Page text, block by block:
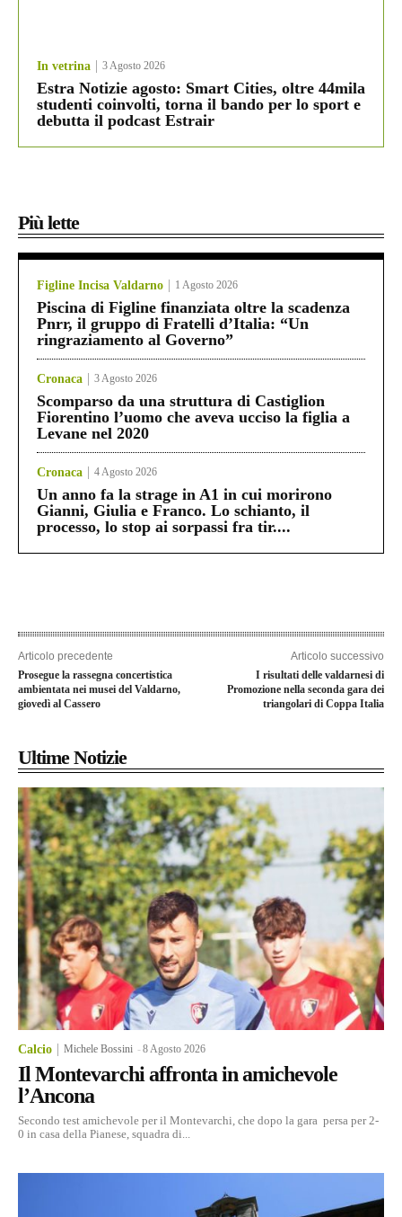
In vetrina 3 Agosto 2026
Estra Notizie agosto: Smart Cities, oltre 44mila
studenti coinvolti, torna il bando per lo sport e
debutta il podcast Estrair
Più lette
Figline Incisa Valdarno 1 Agosto 2026
Piscina di Figline finanziata oltre la scadenza
Pnrr, il gruppo di Fratelli d’Italia: “Un
ringraziamento al Governo”
Cronaca 3 Agosto 2026
Scomparso da una struttura di Castiglion
Fiorentino l’uomo che aveva ucciso la figlia a
Levane nel 2020
Cronaca 4 Agosto 2026
Un anno fa la strage in A1 in cui morirono
Gianni, Giulia e Franco. Lo schianto, il
processo, lo stop ai sorpassi fra tir....
Articolo precedente
Prosegue la rassegna concertistica
ambientata nei musei del Valdarno,
giovedì al Cassero
Articolo successivo
I risultati delle valdarnesi di
Promozione nella seconda gara dei
triangolari di Coppa Italia
Ultime Notizie
Calcio Michele Bossini -8 Agosto 2026
Il Montevarchi affronta in amichevole
l’Ancona
Secondo test amichevole per il Montevarchi, che dopo la gara persa per 2-
0 in casa della Pianese, squadra di...